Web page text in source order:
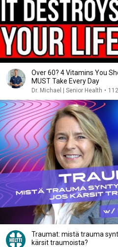
Over 60? 4 Vitamins You
MUST Take Every Day
Dr. Michael | Senior Health •
Traumat: mistä trauma
kärsit traumoista?